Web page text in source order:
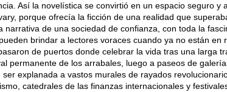
Así la novelística se convirtió en un espacio seguro y
porque ofrecía la ficción de una realidad que
narrativa de una sociedad de confianza, con toda la
brindar a lectores voraces cuando ya no están
de puertos donde celebrar la vida tras una larga
permanente de los arrabales, luego a paseos de
ser explanada a vastos murales de rayados
catedrales de las finanzas internacionales y